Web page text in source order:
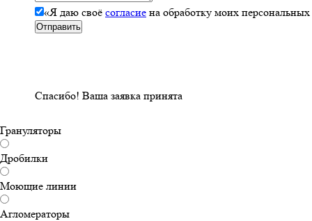
«Я даю своё согласие на обработку моих
Спасибо! Ваша заявка принята
Грануляторы
Дробилки
Моющие линии
Агломераторы